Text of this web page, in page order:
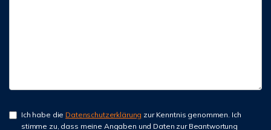
Ich habe die Datenschutzerklärung zur Kenntnis genommen. Ich
stimme zu, dass meine Angaben und Daten zur Beantwortung